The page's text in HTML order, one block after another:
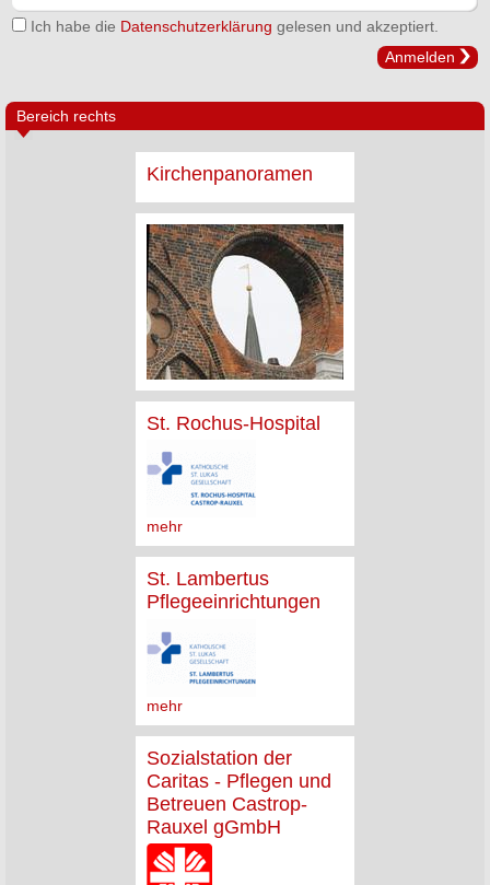
Ich habe die Datenschutzerklärung gelesen und akzeptiert.
Anmelden
Bereich rechts
Kirchenpanoramen
St. Rochus-Hospital
mehr
St. Lambertus
Pflegeeinrichtungen
mehr
Sozialstation der
Caritas - Pflegen und
Betreuen Castrop-
Rauxel gGmbH